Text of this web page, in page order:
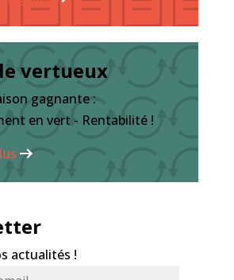
vertueux
gagnante :
en vert - Rentabilité !
actualités !